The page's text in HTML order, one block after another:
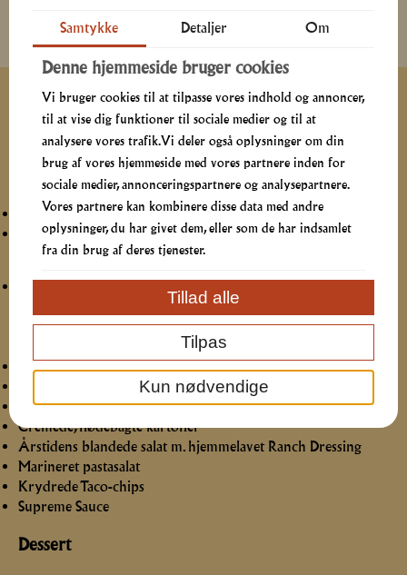
LÆG I KURV
Beskrivelse
Catering med smag af sommer (kan bestilles hele
året)
Forretsbuffet (det hele følger med)
Luksus hjemmelavet tunsalat m. majs og peberfrugt
Chicken-Salad, helstegt, skiveskåret kyllingebryst anrettet
med sprødt bacon, soltørret tomat og mild, cremet
Hovedretsbuffet (det hele følger med)
BBQ marineret skinke, letkrydret, mør og saftig
Kalvecuvette, supermør og lækkert krydret
Barbecue Chicken, marineret kyllingebrystfilet
Cremede, flødebagte kartofler
Årstidens blandede salat m. hjemmelavet Ranch Dressing
Marineret pastasalat
Krydrede Taco-chips
Supreme Sauce
Dessert
Samtykke Detaljer Om
Denne hjemmeside bruger cookies
Vi bruger cookies til at tilpasse vores indhold og annoncer,
til at vise dig funktioner til sociale medier og til at
analysere vores trafik. Vi deler også oplysninger om din
brug af vores hjemmeside med vores partnere inden for
sociale medier, annonceringspartnere og analysepartnere.
Vores partnere kan kombinere disse data med andre
oplysninger, du har givet dem, eller som de har indsamlet
fra din brug af deres tjenester.
Kun nødvendige
Tilpas
Tillad alle